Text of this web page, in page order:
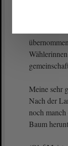
Vorreiter
das.
Meine sehr
Nach der
noch manch
Baum